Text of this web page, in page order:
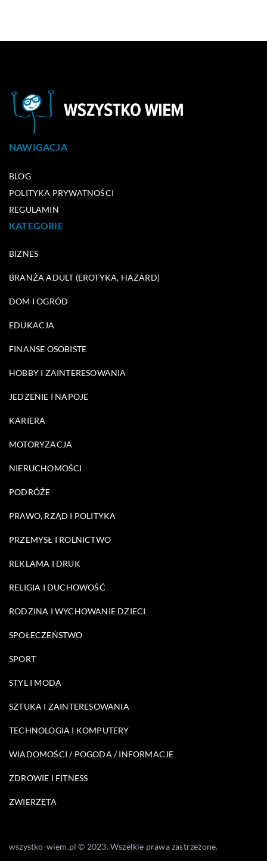
NAWIGACJA
BLOG
POLITYKA PRYWATNOŚCI
REGULAMIN
KATEGORIE
BIZNES
BRANŻA ADULT (EROTYKA, HAZARD)
DOM I OGRÓD
EDUKACJA
FINANSE OSOBISTE
HOBBY I ZAINTERESOWANIA
JEDZENIE I NAPOJE
KARIERA
MOTORYZACJA
NIERUCHOMOŚCI
PODRÓŻE
PRAWO, RZĄD I POLITYKA
PRZEMYSŁ I ROLNICTWO
REKLAMA I DRUK
RELIGIA I DUCHOWOŚĆ
RODZINA I WYCHOWANIE DZIECI
SPOŁECZEŃSTWO
SPORT
STYL I MODA
SZTUKA I ZAINTERESOWANIA
TECHNOLOGIA I KOMPUTERY
WIADOMOŚCI / POGODA / INFORMACJE
ZDROWIE I FITNESS
ZWIERZĘTA
wszystko-wiem.pl © 2023. Wszelkie prawa zastrzeżone.